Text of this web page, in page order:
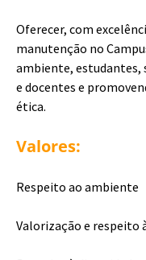
Oferecer, com
manutenção no
ambiente, estudantes,
e docentes e
ética.
Valores:
Respeito ao ambiente
Valorização e respeito